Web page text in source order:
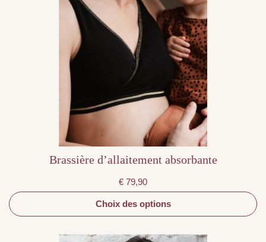
Brassière d’allaitement absorbante
€ 79,90
Choix des options
Ce
produit
plusieurs
variations.
Les
options
peuvent
être
la
produit
Ce